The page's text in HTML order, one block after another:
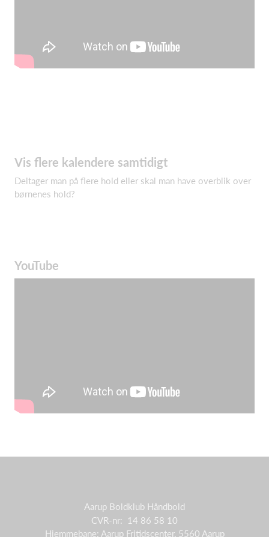
Vis flere kalendere samtidigt
Deltager man på flere hold eller skal man have overblik over
børnenes hold?
YouTube
Aarup Boldklub Håndbold
CVR-nr: 14 86 58 10
Hjemmebane: Aarup Fritidscenter, 5560 Aarup